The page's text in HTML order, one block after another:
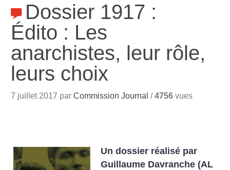
Dossier 1917 :
Édito : Les
anarchistes, leur rôle,
leurs choix
7 juillet 2017 parCommission Journal /4756 vues
Un dossier réalisé par
Guillaume Davranche (AL